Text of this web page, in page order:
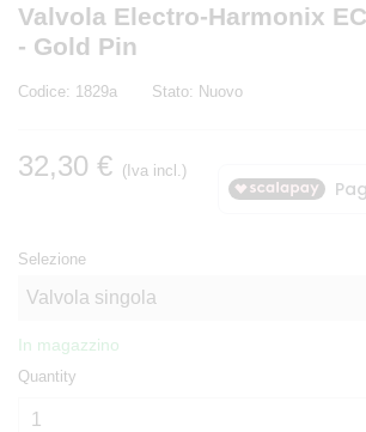
Valvola Electro-Harmonix
- Gold Pin
Codice: 1829a Stato: Nuovo
32,30 € (Iva incl.)
Selezione
In magazzino
Quantity